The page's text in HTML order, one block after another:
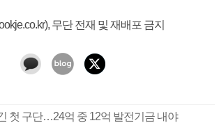
무단 전재 및 재배포 금지
첫 구단…24억 중 12억 발전기금 내야